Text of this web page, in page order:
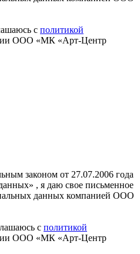
с политикой
ООО «МК «Арт-Центр
законом от 27.07.2006 года
, я даю свое письменное
данных компанией ООО
с политикой
ООО «МК «Арт-Центр